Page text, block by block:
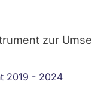
zur
2019 - 2024